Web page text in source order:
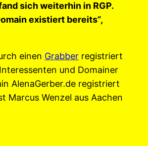
sich weiterhin in RGP.
existiert bereits”,
einen Grabber registriert
und Domainer
AlenaGerber.de registriert
Marcus Wenzel aus Aachen